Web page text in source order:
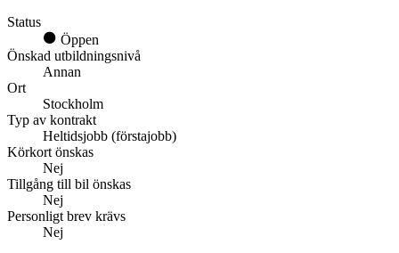
Status
Öppen
Önskad utbildningsnivå
Annan
Ort
Stockholm
Typ av kontrakt
Heltidsjobb (förstajobb)
Körkort önskas
Nej
Tillgång till bil önskas
Nej
Personligt brev krävs
Nej